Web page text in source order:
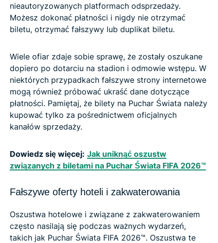
nieautoryzowanych platformach odsprzedaży.
Możesz dokonać płatności i nigdy nie otrzymać
biletu, otrzymać fałszywy lub duplikat biletu.
Wiele ofiar zdaje sobie sprawę, że zostały oszukane
dopiero po dotarciu na stadion i odmowie wstępu. W
niektórych przypadkach fałszywe strony internetowe
mogą również próbować ukraść dane dotyczące
płatności. Pamiętaj, że bilety na Puchar Świata należy
kupować tylko za pośrednictwem oficjalnych
kanałów sprzedaży.
Dowiedz się więcej: Jak uniknąć oszustw
związanych z biletami na Puchar Świata FIFA 2026™
Fałszywe oferty hoteli i zakwaterowania
Oszustwa hotelowe i związane z zakwaterowaniem
często nasilają się podczas ważnych wydarzeń,
takich jak Puchar Świata FIFA 2026™. Oszustwa te